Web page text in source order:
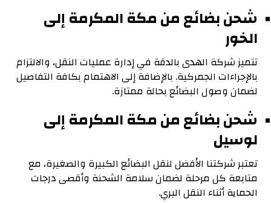
شحن بضائع من مكة المكرمة إلى
الخور
تتميز شركة الهدى بالدقة في إدارة عمليات النقل، والالتزام
بالإجراءات الجمركية. بالإضافة إلى الاهتمام بكافة التفاصيل
لضمان وصول البضائع بحالة ممتازة.
شحن بضائع من مكة المكرمة إلى
لوسيل
تعتبر شركتنا الأفضل لنقل البضائع الكبيرة والصغيرة، مع
متابعة كل مرحلة لضمان سلامة الشحنة وأقصى درجات
الحماية أثناء النقل البري.